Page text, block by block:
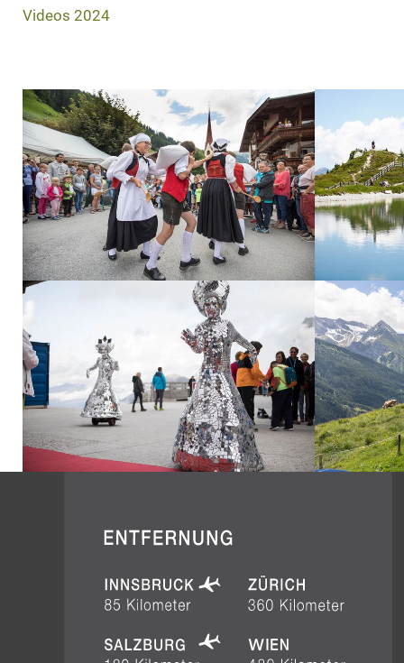
Videos 2024